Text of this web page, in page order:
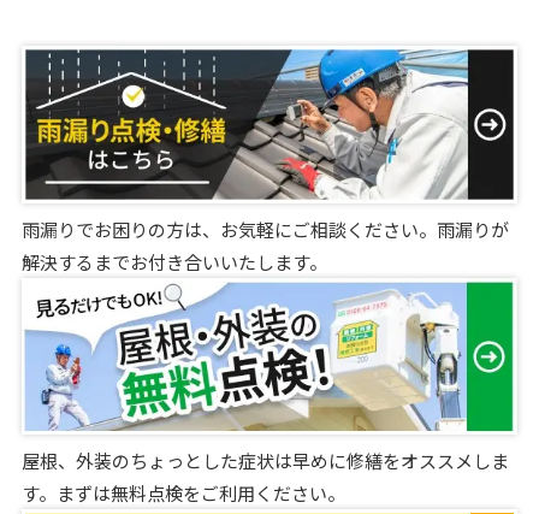
雨漏りでお困りの方は、お気軽にご相談ください。雨漏りが
解決するまでお付き合いいたします。
屋根、外装のちょっとした症状は早めに修繕をオススメしま
す。まずは無料点検をご利用ください。